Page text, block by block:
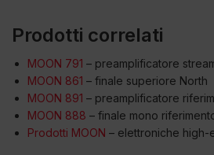
Prodotti correlati
MOON 791 – preamplificatore
MOON 861 – finale superiore North
MOON 891 – preamplificatore
MOON 888 – finale mono
Prodotti MOON – elettroniche high-